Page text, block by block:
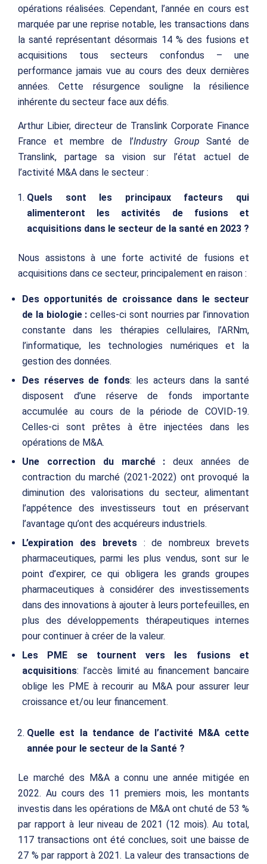
opérations réalisées. Cependant, l’année en cours est
marquée par une reprise notable, les transactions dans
la santé représentant désormais 14 % des fusions et
acquisitions tous secteurs confondus – une
performance jamais vue au cours des deux dernières
années. Cette résurgence souligne la résilience
inhérente du secteur face aux défis.
Arthur Libier, directeur de Translink Corporate Finance
France et membre de l’Industry Group Santé de
Translink, partage sa vision sur l’état actuel de
l’activité M&A dans le secteur :
Quels sont les principaux facteurs qui
alimenteront les activités de fusions et
acquisitions dans le secteur de la santé en 2023 ?
Nous assistons à une forte activité de fusions et
acquisitions dans ce secteur, principalement en raison :
Des opportunités de croissance dans le secteur
de la biologie : celles-ci sont nourries par l’innovation
constante dans les thérapies cellulaires, l’ARNm,
l’informatique, les technologies numériques et la
gestion des données.
Des réserves de fonds: les acteurs dans la santé
disposent d’une réserve de fonds importante
accumulée au cours de la période de COVID-19.
Celles-ci sont prêtes à être injectées dans les
opérations de M&A.
Une correction du marché :deux années de
contraction du marché (2021-2022) ont provoqué la
diminution des valorisations du secteur, alimentant
l’appétence des investisseurs tout en préservant
l’avantage qu’ont des acquéreurs industriels.
L’expiration des brevets: de nombreux brevets
pharmaceutiques, parmi les plus vendus, sont sur le
point d’expirer, ce qui obligera les grands groupes
pharmaceutiques à considérer des investissements
dans des innovations à ajouter à leurs portefeuilles, en
plus des développements thérapeutiques internes
pour continuer à créer de la valeur.
Les PME se tournent vers les fusions et
acquisitions: l’accès limité au financement bancaire
oblige les PME à recourir au M&A pour assurer leur
croissance et/ou leur financement.
Quelle est la tendance de l’activité M&A cette
année pour le secteur de la Santé ?
Le marché des M&A a connu une année mitigée en
2022. Au cours des 11 premiers mois, les montants
investis dans les opérations de M&A ont chuté de 53 %
par rapport à leur niveau de 2021 (12 mois). Au total,
117 transactions ont été conclues, soit une baisse de
27 % par rapport à 2021. La valeur des transactions de